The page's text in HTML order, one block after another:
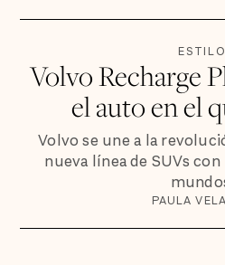
ESTILO
Volvo Recharge
el auto en el
Volvo se une a la
nueva línea de SUVs
PAULA